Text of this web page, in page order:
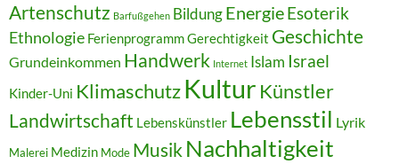
Artenschutz Barfußgehen BildungEnergieEsoterik
Ethnologie FerienprogrammGerechtigkeit Geschichte
Grundeinkommen Handwerk Internet Islam Israel
Kinder-Uni KlimaschutzKultur Künstler
Landwirtschaft Lebenskünstler Lebensstil Lyrik
Malerei Medizin Mode MusikNachhaltigkeit